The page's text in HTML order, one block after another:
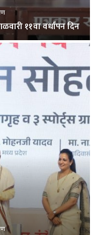
११वा वर्धापन दिन